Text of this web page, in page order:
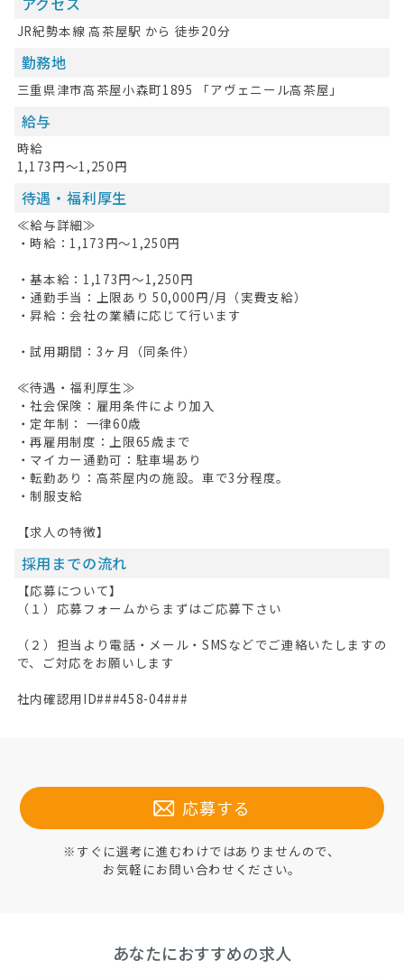
無料会員登録
キープした求人 0
最近見た求人
お問い合わせ
掲載希望の方へ
JR紀勢本線 高茶屋駅 から 徒歩20分
勤務地
三重県津市高茶屋小森町1895 「アヴェニール高茶屋」
給与
時給
1,173円～1,250円
待遇・福利厚生
≪給与詳細≫
・時給：1,173円～1,250円
・基本給：1,173円～1,250円
・通勤手当：上限あり 50,000円/月（実費支給）
・昇給：会社の業績に応じて行います
・試用期間：3ヶ月（同条件）
≪待遇・福利厚生≫
・社会保険：雇用条件により加入
・定年制： 一律60歳
・再雇用制度：上限65歳まで
・マイカー通勤可：駐車場あり
・転勤あり：高茶屋内の施設。車で3分程度。
・制服支給
【求人の特徴】
採用までの流れ
【応募について】
（１）応募フォームからまずはご応募下さい
（２）担当より電話・メール・SMSなどでご連絡いたしますの
で、ご対応をお願いします
社内確認用ID###458-04###
応募する
※すぐに選考に進むわけではありませんので、
お気軽にお問い合わせください。
あなたにおすすめの求人